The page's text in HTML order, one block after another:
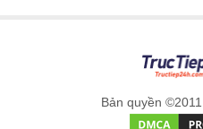
Bản quyền